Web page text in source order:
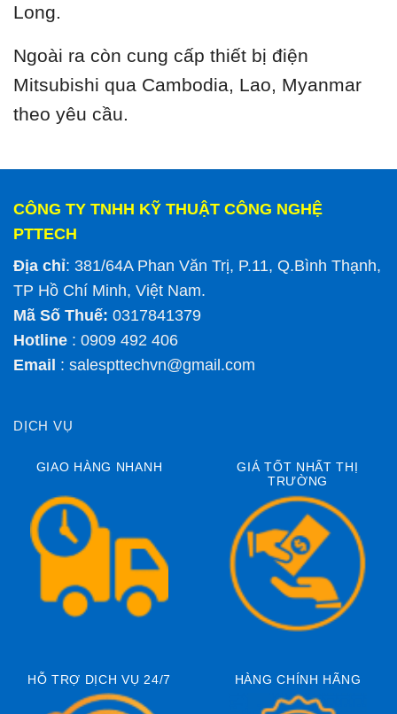
Long.
Ngoài ra còn cung cấp thiết bị điện
Mitsubishi qua Cambodia, Lao, Myanmar
theo yêu cầu.
CÔNG TY TNHH KỸ THUẬT CÔNG NGHỆ
PTTECH
Địa chỉ: 381/64A Phan Văn Trị, P.11, Q.Bình Thạnh,
TP Hồ Chí Minh, Việt Nam.
Mã Số Thuế: 0317841379
Hotline : 0909 492 406
Email : salespttechvn@gmail.com
DỊCH VỤ
GIAO HÀNG NHANH
GIÁ TỐT NHẤT THỊ
TRƯỜNG
HỖ TRỢ DỊCH VỤ 24/7 HÀNG CHÍNH HÃNG